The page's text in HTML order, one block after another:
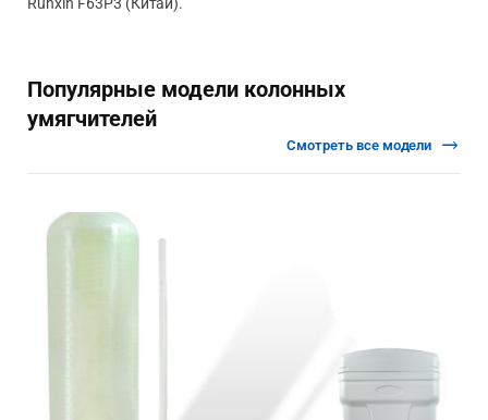
Runxin F63P3 (Китай).
Популярные модели колонных
умягчителей
Смотреть все модели